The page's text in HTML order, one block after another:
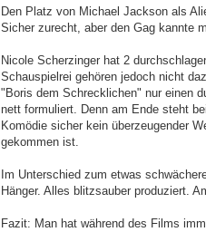
Den Platz von Michael Jackson als
Sicher zurecht, aber den Gag kannte
Nicole Scherzinger hat 2
Schauspielrei gehören jedoch nicht
"Boris dem Schrecklichen" nur einen
nett formuliert. Denn am Ende steht
Komödie sicher kein überzeugender
gekommen ist.
Im Unterschied zum etwas
Hänger. Alles blitzsauber produziert.
Fazit: Man hat während des Films